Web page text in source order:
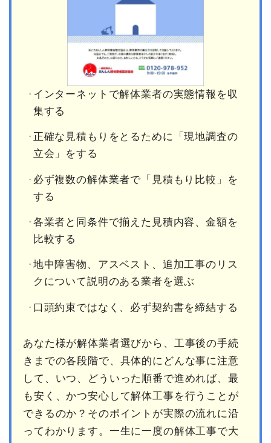
インターネットで解体業者の実態情報を収
集する
正確な見積もりをとるために「現地調査の
立会」をする
必ず複数の解体業者で「見積もり比較」を
する
各業者と同条件で揃えた見積内容、金額を
比較する
地中障害物、アスベスト、追加工事のリス
クについて説明のある業者を選ぶ
口頭約束ではなく、必ず契約書を締結する
あなた様が解体業者選びから、工事後の手続
きまでの各段階で、具体的にどんな事に注意
して、いつ、どういった順番で進めれば、最
も安く、かつ安心して解体工事を行うことが
できるのか？そのポイントが実際の流れに沿
ってわかります。一生に一度の解体工事で大